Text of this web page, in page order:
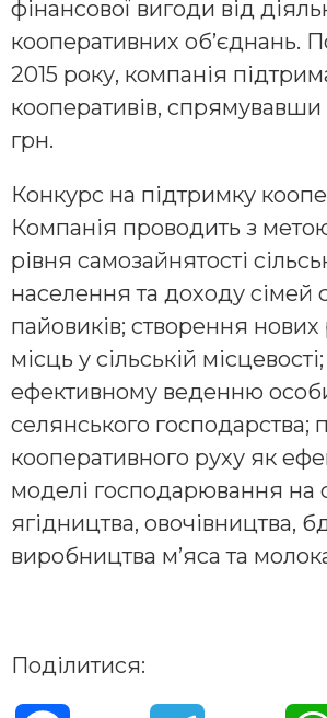
фінансової вигоди від
кооперативних об’єднань.
2015 року, компанія
кооперативів, спрямувавши
грн.
Конкурс на підтримку
Компанія проводить з
рівня самозайнятості
населення та доходу сімей
пайовиків; створення
місць у сільській
ефективному веденню
селянського господарства;
кооперативного руху як
моделі господарювання на
ягідництва, овочівництва,
виробництва м’яса та
Поділитися: